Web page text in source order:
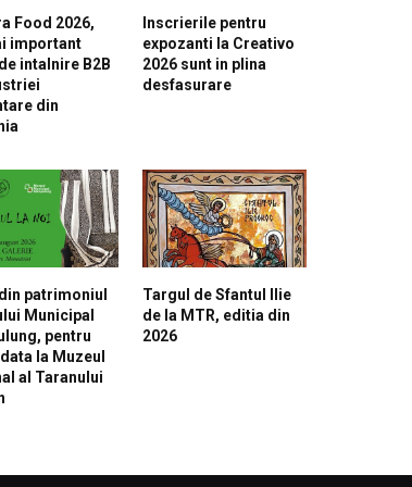
Food 2026,
important
intalnire B2B
din
Inscrierile pentru
expozanti la Creativo
2026 sunt in plina
desfasurare
patrimoniul
Municipal
pentru
la Muzeul
al Taranului
Targul de Sfantul Ilie
de la MTR, editia din
2026